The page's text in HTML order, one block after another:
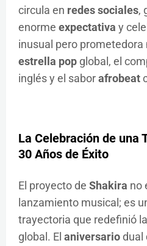
circula en redes sociales,
enorme expectativa y
inusual pero
estrella pop global, el
inglés y el saborafrobeat
La Celebración de una
30 Años de Éxito
El proyecto de Shakira no
lanzamiento musical; es
trayectoria que redefinió la
global. El aniversariodual